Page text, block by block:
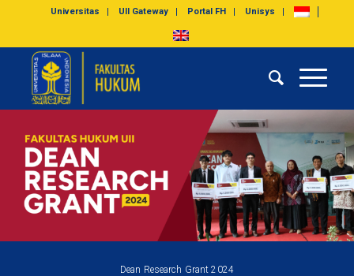
Universitas UII Gateway Portal FH Unisys
Dean Research Grant 2024